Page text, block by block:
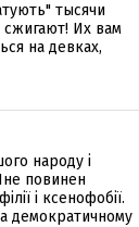
тысячи
Их вам
на девках,
народу і
повинен
і ксенофобії.
демократичному